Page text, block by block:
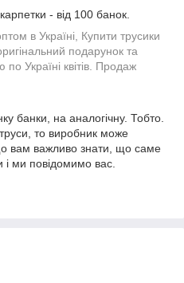
- від 100 банок.
в Україні, Купити трусики
подарунок та
Україні квітів. Продаж
банки, на аналогічну. Тобто.
то виробник може
вам важливо знати, що саме
і ми повідомимо вас.